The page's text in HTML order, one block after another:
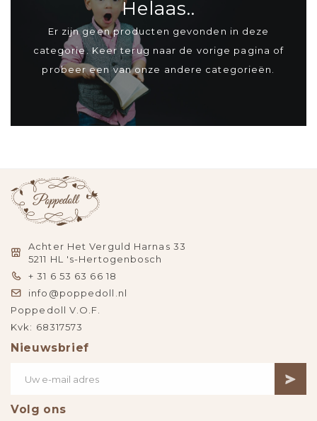
Helaas..
Er zijn geen producten gevonden in deze
categorie. Keer terug naar de vorige pagina of
probeer een van onze andere categorieën.
Achter Het Verguld Harnas 33
5211 HL 's-Hertogenbosch
+ 31 6 53 63 66 18
info@poppedoll.nl
Poppedoll V.O.F.
Kvk: 68317573
Nieuwsbrief
Volg ons